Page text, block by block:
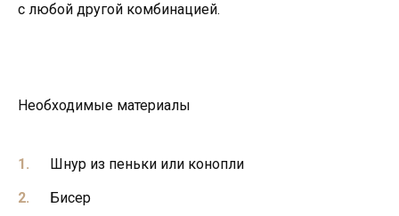
с любой другой комбинацией.
Необходимые материалы
Шнур из пеньки или конопли
Бисер